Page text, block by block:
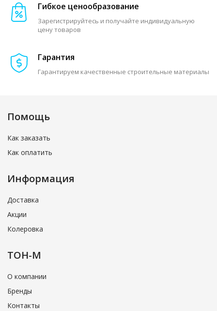
Гибкое ценообразование
Зарегистрируйтесь и получайте индивидуальную
цену товаров
Гарантия
Гарантируем качественные строительные материалы
Помощь
Как заказать
Как оплатить
Информация
Доставка
Акции
Колеровка
ТОН-М
О компании
Бренды
Контакты